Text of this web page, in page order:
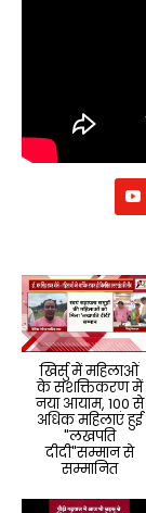
खिर्सु में महिलाओं
के सशक्तिकरण में
नया आयाम, 100 से
अधिक महिलाएं हुई
"लखपति
दीदी"सम्मान से
सम्मानित